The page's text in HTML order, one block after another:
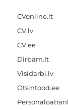
CVonline.lt
CV.lv
CV.ee
Dirbam.It
Visidarbi.lv
Otsintood.ee